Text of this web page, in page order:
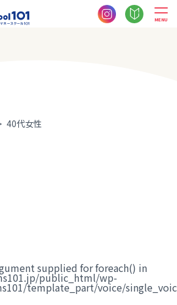
MENU
40代女性
supplied for foreach() in
public_html/wp-
template_part/voice/